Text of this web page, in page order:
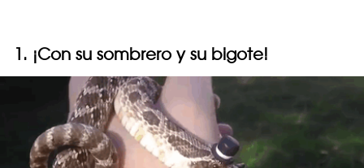
1. ¡Con su sombrero y su bigote!